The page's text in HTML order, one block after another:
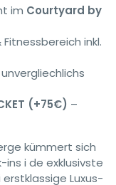
im Courtyard by
inkl.
(+75€) –
kümmert sich
i de exklusivste
Luxus-